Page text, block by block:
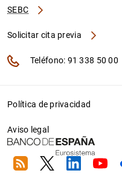
SEBC
Solicitar cita previa
Teléfono: 91 338 50 00
Política de privacidad
Aviso legal
RSS TwitterLinkedin